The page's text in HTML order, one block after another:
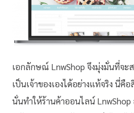
เอกลักษณ์ LnwShop จึงมุ่งมั่นที่จะ
เป็นเจ้าของเองได้อย่างแท้จริง นี่คื
นั่นทำให้ร้านค้าออนไลน์ LnwShop